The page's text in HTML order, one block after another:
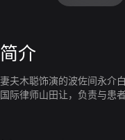
简介
妻夫木聪饰演的波佐间永介
国际律师山田让，负责与患